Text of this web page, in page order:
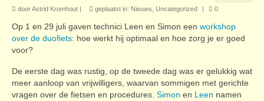
Contact
doorAstrid Kromhout geplaatst in: Nieuws Uncategorized 0
Op 1 en 29 juli gaven technici Leen en Simon een workshop
over de duofiets: hoe werkt hij optimaal en hoe zorg je er goed
voor?
De eerste dag was rustig, op de tweede dag was er gelukkig wat
meer aanloop van vrijwilligers, waarvan sommigen met gerichte
vragen over de fietsen en procedures. Simon en Leen namen